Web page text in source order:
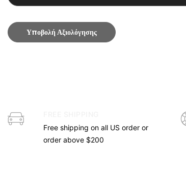
Υποβολή Αξιολόγησης
Free shipping on all US order or
order above $200